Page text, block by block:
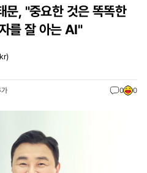
문, "중요한 것은 똑똑한
를 잘 아는 AI"
)
0 0